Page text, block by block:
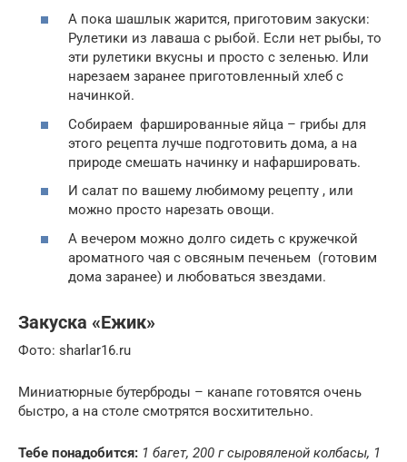
А пока шашлык жарится, приготовим закуски:
Рулетики из лаваша с рыбой. Если нет рыбы, то
эти рулетики вкусны и просто с зеленью. Или
нарезаем заранее приготовленный хлеб с
начинкой.
Собираем фаршированные яйца – грибы для
этого рецепта лучше подготовить дома, а на
природе смешать начинку и нафаршировать.
И салат по вашему любимому рецепту , или
можно просто нарезать овощи.
А вечером можно долго сидеть с кружечкой
ароматного чая с овсяным печеньем (готовим
дома заранее) и любоваться звездами.
Закуска «Ежик»
Фото: sharlar16.ru
Миниатюрные бутерброды – канапе готовятся очень
быстро, а на столе смотрятся восхитительно.
Тебе понадобится: 1 багет, 200 г сыровяленой колбасы, 1